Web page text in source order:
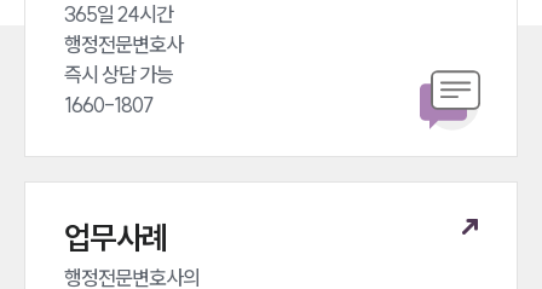
365일 24시간
행정전문변호사
즉시 상담 가능
1660-1807
업무사례
행정전문변호사의